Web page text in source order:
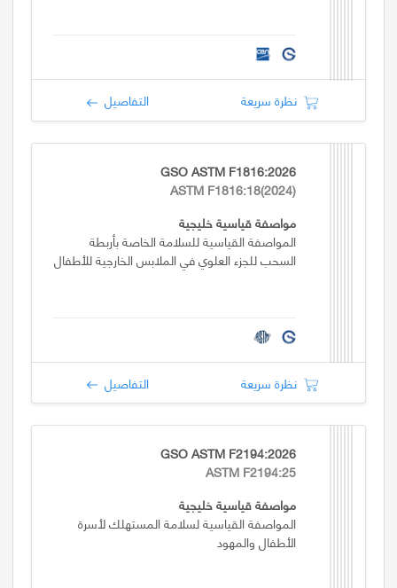
نظرة سريعة التفاصيل
GSO ASTM F1816:2026
ASTM F1816:18(2024)
مواصفة قياسية خليجية
المواصفة القياسية للسلامة الخاصة بأربطة
السحب للجزء العلوي في الملابس الخارجية للأطفال
نظرة سريعة التفاصيل
GSO ASTM F2194:2026
ASTM F2194:25
مواصفة قياسية خليجية
المواصفة القياسية لسلامة المستهلك لأسرة
الأطفال والمهود